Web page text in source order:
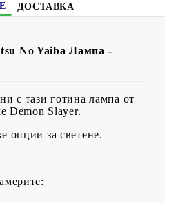
ДОСТАВКА
No Yaiba Лампа -
с тази готина лампа от
Demon Slayer.
опции за светенe.